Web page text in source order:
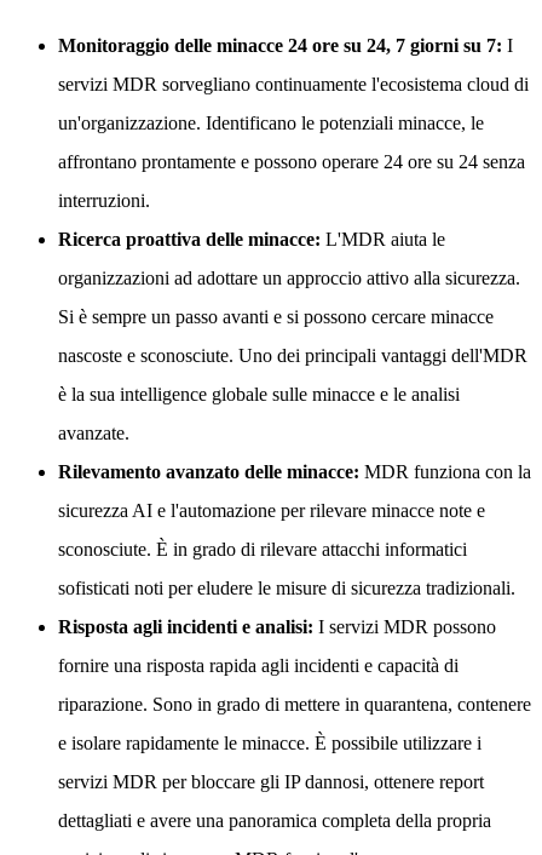
Monitoraggio delle minacce 24 ore su 24, 7 giorni su 7: I
servizi MDR sorvegliano continuamente l'ecosistema cloud di
un'organizzazione. Identificano le potenziali minacce, le
affrontano prontamente e possono operare 24 ore su 24 senza
interruzioni.
Ricerca proattiva delle minacce: L'MDR aiuta le
organizzazioni ad adottare un approccio attivo alla sicurezza.
Si è sempre un passo avanti e si possono cercare minacce
nascoste e sconosciute. Uno dei principali vantaggi dell'MDR
è la sua intelligence globale sulle minacce e le analisi
avanzate.
Rilevamento avanzato delle minacce: MDR funziona con la
sicurezza AI e l'automazione per rilevare minacce note e
sconosciute. È in grado di rilevare attacchi informatici
sofisticati noti per eludere le misure di sicurezza tradizionali.
Risposta agli incidenti e analisi: I servizi MDR possono
fornire una risposta rapida agli incidenti e capacità di
riparazione. Sono in grado di mettere in quarantena, contenere
e isolare rapidamente le minacce. È possibile utilizzare i
servizi MDR per bloccare gli IP dannosi, ottenere report
dettagliati e avere una panoramica completa della propria